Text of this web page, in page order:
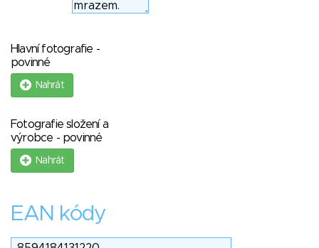
Hlavní fotografie -
povinné
Nahrát
Fotografie složení a
výrobce - povinné
Nahrát
EAN kódy